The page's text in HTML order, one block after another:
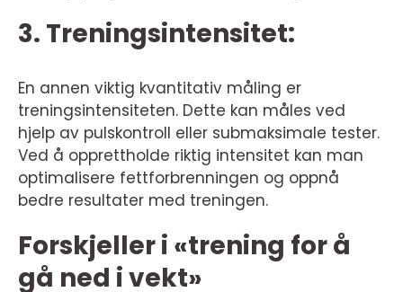
3. Treningsintensitet:
En annen viktig kvantitativ måling er
treningsintensiteten. Dette kan måles ved
hjelp av pulskontroll eller submaksimale tester.
Ved å opprettholde riktig intensitet kan man
optimalisere fettforbrenningen og oppnå
bedre resultater med treningen.
Forskjeller i «trening for å
gå ned i vekt»